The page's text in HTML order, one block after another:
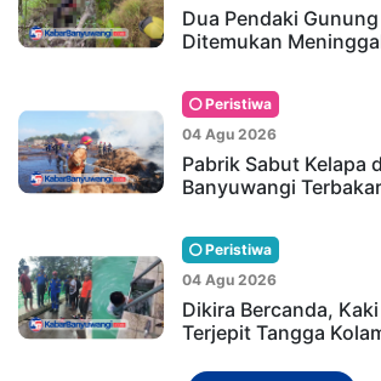
Dua Pendaki
Ditemukan
Peristiwa
04 Agu 2026
Pabrik Sabut Kelapa
Banyuwangi
Peristiwa
04 Agu 2026
Dikira Bercanda,
Terjepit Tangga